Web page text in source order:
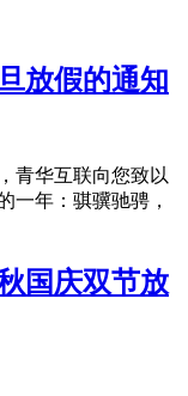
放假的通知
青华互联向您致以
一年：骐骥驰骋，
国庆双节放